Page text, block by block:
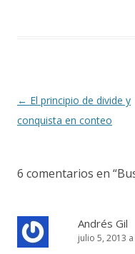
Navegación
de
← El principio de divide y
conquista en conteo
6 comentarios en “
Andrés Gil
julio 5, 2013